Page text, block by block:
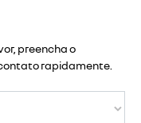
preencha o
rapidamente.